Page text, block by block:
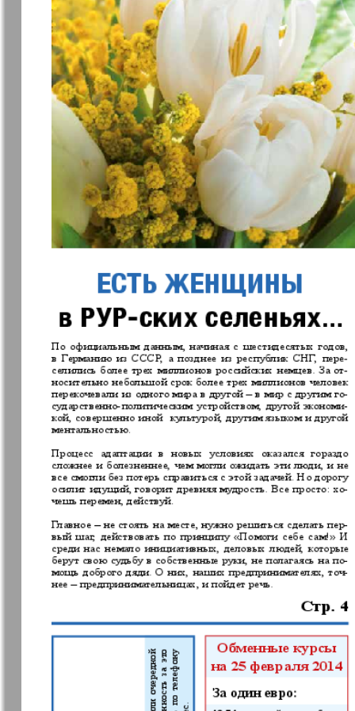
7plus7ja Avangard
Antenne
Europe
Business Park Sei Gesund
Wetschernaja
Gazeta
Ewiger
Germania Plus Dialog
Jüdische Zeitung
Evrejskaja
Panorama
Zakon i ludi
Izum
Clan KP Europe
Kulinar TV Kurorte
Mir